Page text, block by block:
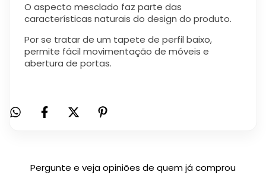
O aspecto mesclado faz parte das
características naturais do design do produto.
Por se tratar de um tapete de perfil baixo,
permite fácil movimentação de móveis e
abertura de portas.
Pergunte e veja opiniões de quem já comprou